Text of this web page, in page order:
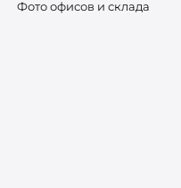
Фото офисов и склада